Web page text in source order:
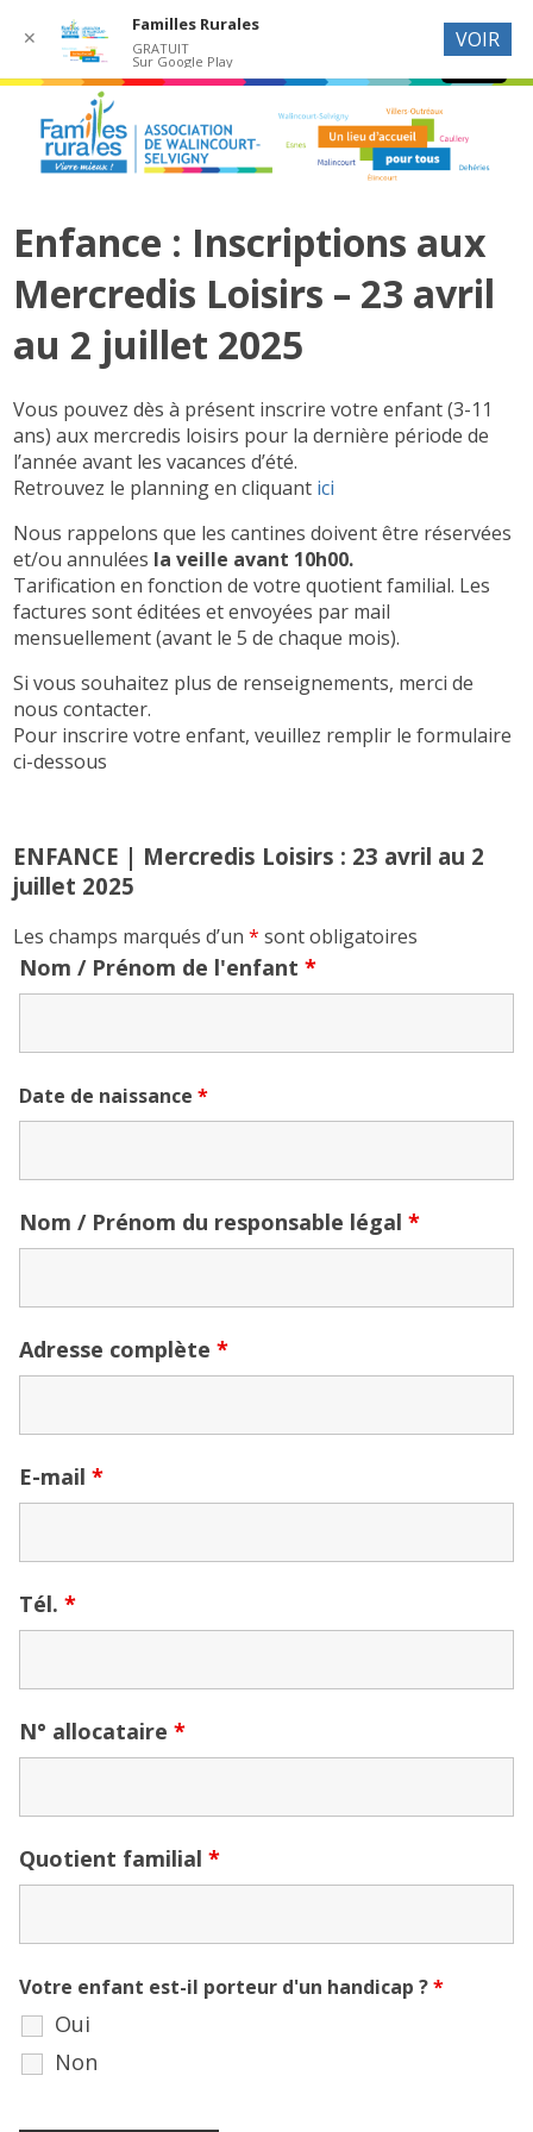
Enfance : Inscriptions aux
Mercredis Loisirs – 23 avril
au 2 juillet 2025
Vous pouvez dès à présent inscrire votre enfant (3-11
ans) aux mercredis loisirs pour la dernière période de
l’année avant les vacances d’été.
Retrouvez le planning en cliquant ici
Nous rappelons que les cantines doivent être réservées
et/ou annulées la veille avant 10h00.
Tarification en fonction de votre quotient familial. Les
factures sont éditées et envoyées par mail
mensuellement (avant le 5 de chaque mois).
Si vous souhaitez plus de renseignements, merci de
nous contacter.
Pour inscrire votre enfant, veuillez remplir le formulaire
ci-dessous
ENFANCE | Mercredis Loisirs : 23 avril au 2
juillet 2025
Les champs marqués d’un* sont obligatoires
Nom / Prénom de l'enfant*
Date de naissance*
Nom / Prénom du responsable légal*
Adresse complète*
E-mail*
Tél.*
N° allocataire*
Quotient familial*
Votre enfant est-il porteur d'un handicap ?*
Oui
Non
✕
Familles Rurales
GRATUIT
Sur Google Play
VOIR